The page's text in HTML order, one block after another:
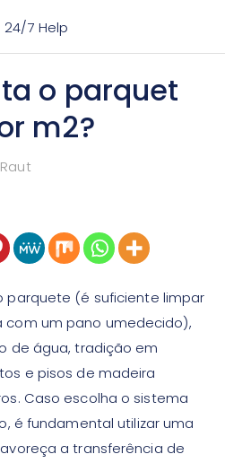
24/7 Help
o parquet
m2?
parquete (é suficiente limpar
um pano umedecido),
de água, tradição em
e pisos de madeira
Caso escolha o sistema
é fundamental utilizar uma
a transferência de